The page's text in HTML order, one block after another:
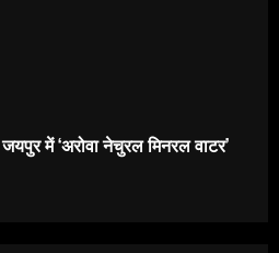
में ‘अरोवा नेचुरल मिनरल वाटर’